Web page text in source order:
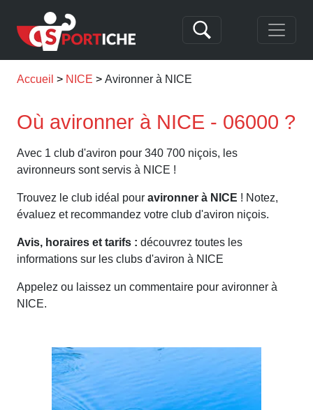
Accueil NICE Avironner à NICE
Où avironner à NICE - 06000 ?
Avec 1 club d'aviron pour 340 700 niçois, les
avironneurs sont servis à NICE !
Trouvez le club idéal pour avironner à NICE ! Notez,
évaluez et recommandez votre club d'aviron niçois.
Avis, horaires et tarifs : découvrez toutes les
informations sur les clubs d'aviron à NICE
Appelez ou laissez un commentaire pour avironner à
NICE.